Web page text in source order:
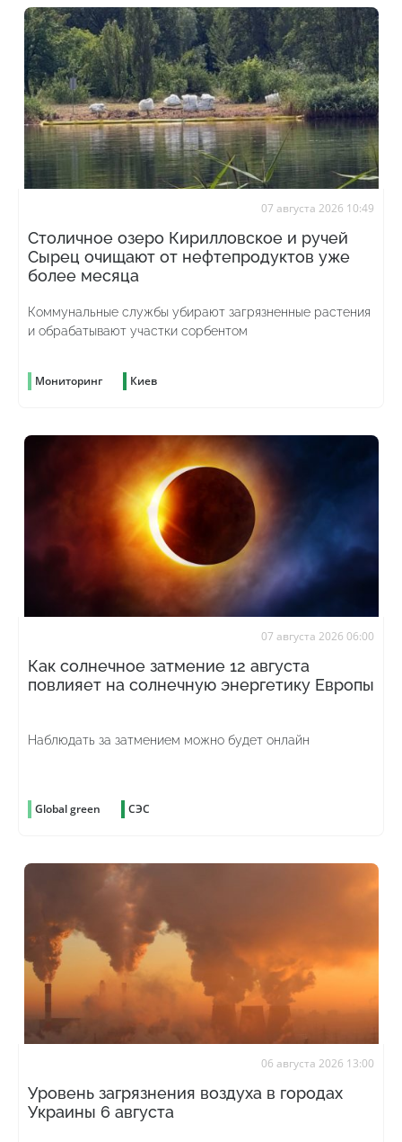
07 августа 2026 10:49
Столичное озеро Кирилловское и ручей
Сырец очищают от нефтепродуктов уже
более месяца
Коммунальные службы убирают загрязненные растения
и обрабатывают участки сорбентом
Мониторинг Киев
07 августа 2026 06:00
Как солнечное затмение 12 августа
повлияет на солнечную энергетику Европы
Наблюдать за затмением можно будет онлайн
Global green СЭС
06 августа 2026 13:00
Уровень загрязнения воздуха в городах
Украины 6 августа